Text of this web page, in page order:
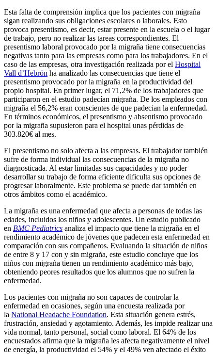
Esta falta de comprensión implica que los pacientes con migraña
sigan realizando sus obligaciones escolares o laborales. Esto
provoca presentismo, es decir, estar presente en la escuela o el lugar
de trabajo, pero no realizar las tareas correspondientes. El
presentismo laboral provocado por la migraña tiene consecuencias
negativas tanto para las empresas como para los trabajadores. En el
caso de las empresas, otra investigación realizada por el Hospital
Vall d’Hebrón ha analizado las consecuencias que tiene el
presentismo provocado por la migraña en la productividad del
propio hospital. En primer lugar, el 71,2% de los trabajadores que
participaron en el estudio padecían migraña. De los empleados con
migraña el 56,2% eran conscientes de que padecían la enfermedad.
En términos económicos, el presentismo y absentismo provocado
por la migraña supusieron para el hospital unas pérdidas de
303.820€ al mes.
El presentismo no solo afecta a las empresas. El trabajador también
sufre de forma individual las consecuencias de la migraña no
diagnosticada. Al estar limitadas sus capacidades y no poder
desarrollar su trabajo de forma eficiente dificulta sus opciones de
progresar laboralmente. Este problema se puede dar también en
otros ámbitos como el académico.
La migraña es una enfermedad que afecta a personas de todas las
edades, incluidos los niños y adolescentes. Un estudio publicado
en BMC Pediatrics analiza el impacto que tiene la migraña en el
rendimiento académico de jóvenes que padecen esta enfermedad en
comparación con sus compañeros. Evaluando la situación de niños
de entre 8 y 17 con y sin migraña, este estudio concluye que los
niños con migraña tienen un rendimiento académico más bajo,
obteniendo peores resultados que los alumnos que no sufren la
enfermedad.
Los pacientes con migraña no son capaces de controlar la
enfermedad en ocasiones, según una encuesta realizada por
la National Headache Foundation. Esta situación genera estrés,
frustración, ansiedad y agotamiento. Además, les impide realizar una
vida normal, tanto personal, social como laboral. El 64% de los
encuestados afirma que la migraña les afecta negativamente el nivel
de energía, la productividad el 54% y el 49% ven afectado el éxito